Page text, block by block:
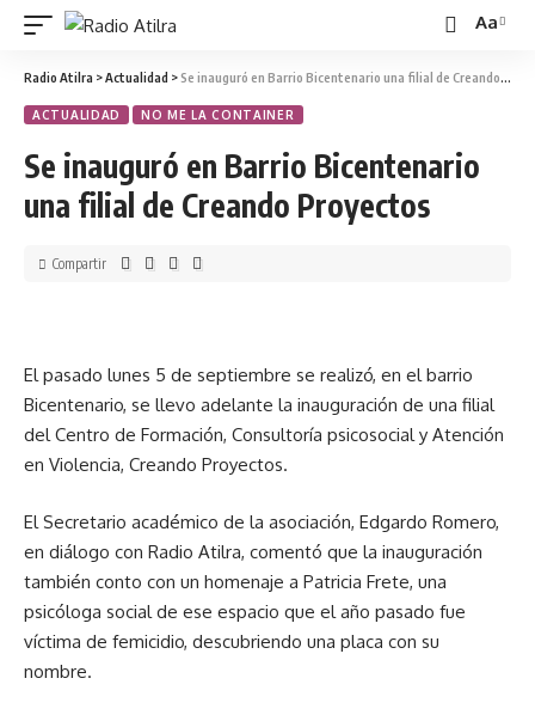
Aa
Radio Atilra >Actualidad >Se inauguró en Barrio Bicentenario una filial de Creando Proyectos
ACTUALIDAD NO ME LA CONTAINER
Se inauguró en Barrio Bicentenario
una filial de Creando Proyectos
Compartir
El pasado lunes 5 de septiembre se realizó, en el barrio
Bicentenario, se llevo adelante la inauguración de una filial
del Centro de Formación, Consultoría psicosocial y Atención
en Violencia, Creando Proyectos.
El Secretario académico de la asociación, Edgardo Romero,
en diálogo con Radio Atilra, comentó que la inauguración
también conto con un homenaje a Patricia Frete, una
psicóloga social de ese espacio que el año pasado fue
víctima de femicidio, descubriendo una placa con su
nombre.